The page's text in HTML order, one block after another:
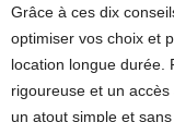
Grâce à ces dix
optimiser vos choix et
location longue durée.
rigoureuse et un
un atout simple et